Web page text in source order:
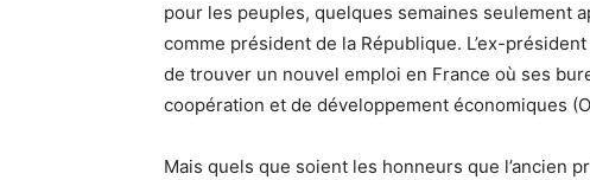
pour les peuples, quelques semaines seulement
comme président de la République. L’ex-
de trouver un nouvel emploi en France où ses
coopération et de développement économiques
Mais quels que soient les honneurs que l’ancien